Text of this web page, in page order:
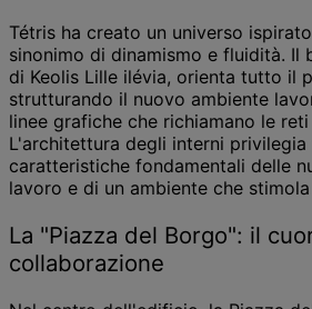
Tétris ha creato un universo
sinonimo di dinamismo e fluidità. Il
di Keolis Lille ilévia, orienta tutto il
strutturando il nuovo ambiente
linee grafiche che richiamano le
L'architettura degli interni
caratteristiche fondamentali delle
lavoro e di un ambiente che
La "Piazza del Borgo": il
collaborazione